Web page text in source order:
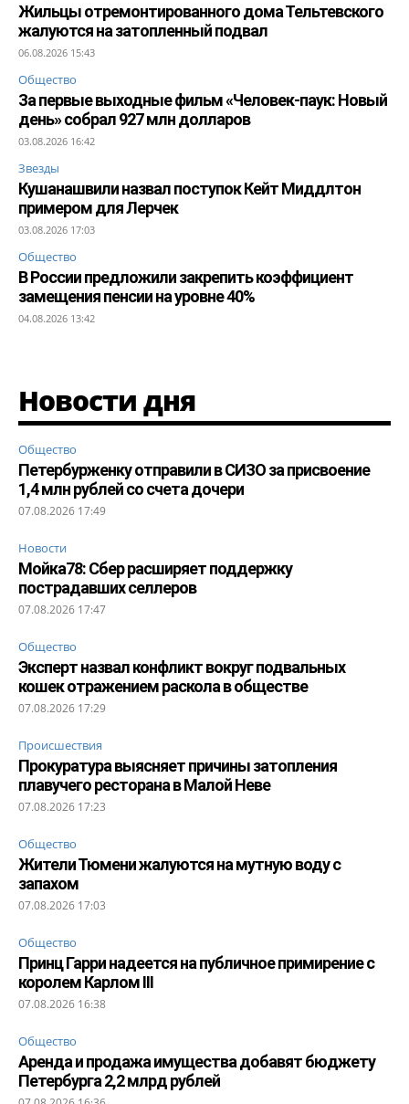
Жильцы отремонтированного дома Тельтевского
жалуются на затопленный подвал
06.08.2026 15:43
Общество
За первые выходные фильм «Человек-паук: Новый
день» собрал 927 млн долларов
03.08.2026 16:42
Звезды
Кушанашвили назвал поступок Кейт Миддлтон
примером для Лерчек
03.08.2026 17:03
Общество
В России предложили закрепить коэффициент
замещения пенсии на уровне 40%
04.08.2026 13:42
Новости дня
Общество
Петербурженку отправили в СИЗО за присвоение
1,4 млн рублей со счета дочери
07.08.2026 17:49
Новости
Мойка78: Сбер расширяет поддержку
пострадавших селлеров
07.08.2026 17:47
Общество
Эксперт назвал конфликт вокруг подвальных
кошек отражением раскола в обществе
07.08.2026 17:29
Происшествия
Прокуратура выясняет причины затопления
плавучего ресторана в Малой Неве
07.08.2026 17:23
Общество
Жители Тюмени жалуются на мутную воду с
запахом
07.08.2026 17:03
Общество
Принц Гарри надеется на публичное примирение с
королем Карлом III
07.08.2026 16:38
Общество
Аренда и продажа имущества добавят бюджету
Петербурга 2,2 млрд рублей